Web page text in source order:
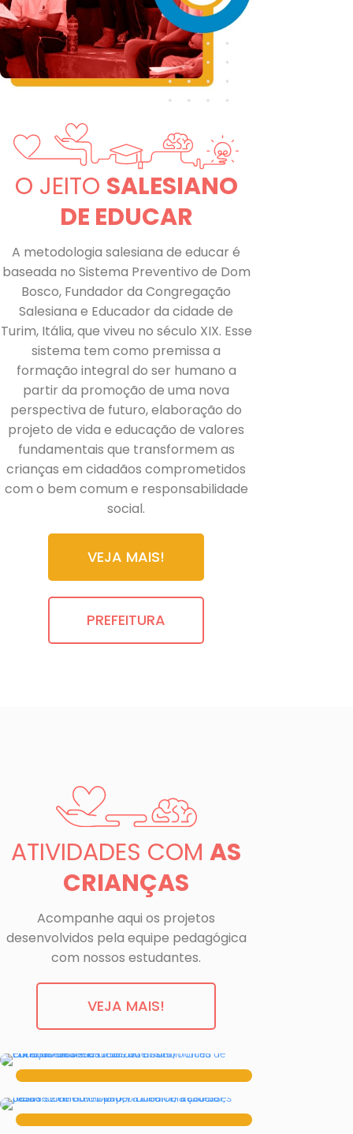
O JEITO SALESIANO
DE EDUCAR
A metodologia salesiana de educar é
baseada no Sistema Preventivo de Dom
Bosco, Fundador da Congregação
Salesiana e Educador da cidade de
Turim, Itália, que viveu no século XIX. Esse
sistema tem como premissa a
formação integral do ser humano a
partir da promoção de uma nova
perspectiva de futuro, elaboração do
projeto de vida e educação de valores
fundamentais que transformem as
crianças em cidadãos comprometidos
com o bem comum e responsabilidade
social.
VEJA MAIS!
PREFEITURA
ATIVIDADES COM AS
CRIANÇAS
Acompanhe aqui os projetos
desenvolvidos pela equipe pedagógica
com nossos estudantes.
VEJA MAIS!